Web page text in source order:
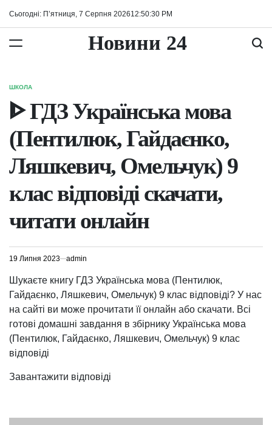
Сьогодні: П’ятниця, 7 Серпня 202612:50:30 PM
Новини 24
ОПУБЛІКУВАТИ
У
ШКОЛА
ᐈ ГДЗ Українська мова
(Пентилюк, Гайдаєнко,
Ляшкевич, Омельчук) 9
клас відповіді скачати,
читати онлайн
19 Липня 2023 admin
Шукаєте книгу ГДЗ Українська мова (Пентилюк,
Гайдаєнко, Ляшкевич, Омельчук) 9 клас відповіді? У нас
на сайті ви може прочитати її онлайн або скачати. Всі
готові домашні завдання в збірнику Українська мова
(Пентилюк, Гайдаєнко, Ляшкевич, Омельчук) 9 клас
відповіді
Завантажити відповіді